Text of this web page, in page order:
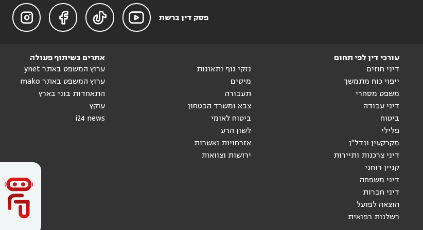
פסק דין ברשת 



עורכי דין לפי תחום
דיני חוזים
ייפוי כוח מתמשך
משפט מסחרי
דיני עבודה
ביטוח
פלילי
מקרקעין ונדל"ן
דיני צרכנות ותיירות
קניין רוחני
דיני משפחה
דיני חברות
הוצאה לפועל
רשלנות רפואית
נזקי גוף ותאונות
מיסים
תעבורה
צבא ומשרד הבטחון
ביטוח לאומי
לשון הרע
אזרחויות ואשרות
ירושות וצוואות
אתרים בשיתוף פעולה
ערוץ המשפט באתר ynet
ערוץ המשפט באתר mako
התאחדות בוני בארץ
עוקץ
i24 news